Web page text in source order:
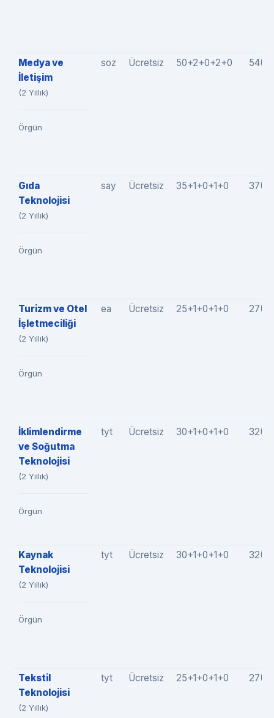
Medya ve
İletişim
(2 Yıllık)
Örgün
soz Ücretsiz 50+2+0+2+0
Gıda
Teknolojisi
(2 Yıllık)
Örgün
say Ücretsiz 35+1+0+1+0
Turizm ve Otel
İşletmeciliği
(2 Yıllık)
Örgün
ea Ücretsiz 25+1+0+1+0
İklimlendirme
ve Soğutma
Teknolojisi
(2 Yıllık)
Örgün
tyt Ücretsiz 30+1+0+1+0
Kaynak
Teknolojisi
(2 Yıllık)
Örgün
tyt Ücretsiz 30+1+0+1+0
Tekstil
Teknolojisi
(2 Yıllık)
tyt Ücretsiz 25+1+0+1+0